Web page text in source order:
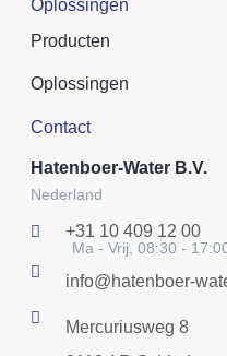
Oplossingen
Producten
Oplossingen
Contact
Hatenboer-Water B.V.
Nederland
+31 10 409 12 00
Ma - Vrij, 08:30 -
info@hatenboer-
Mercuriusweg 8